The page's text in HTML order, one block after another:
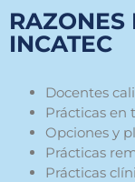
RAZONES
INCATEC
Docentes
Prácticas en
Opciones y
Prácticas
Prácticas